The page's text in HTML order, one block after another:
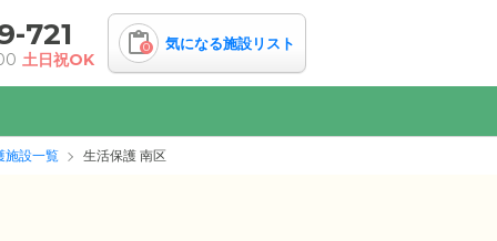
721
土日祝OK
0 気になる施設リスト
施設一覧 生活保護 南区